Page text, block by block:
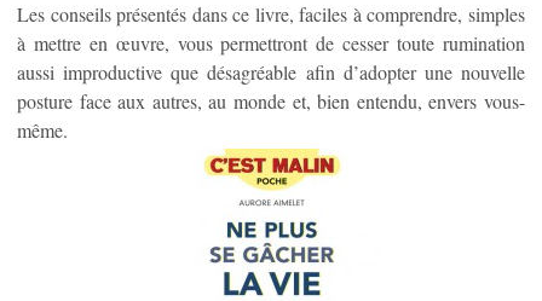
Les conseils présentés dans ce livre, faciles à comprendre, simples
à mettre en œuvre, vous permettront de cesser toute rumination
aussi improductive que désagréable afin d’adopter une nouvelle
posture face aux autres, au monde et, bien entendu, envers vous-
même.